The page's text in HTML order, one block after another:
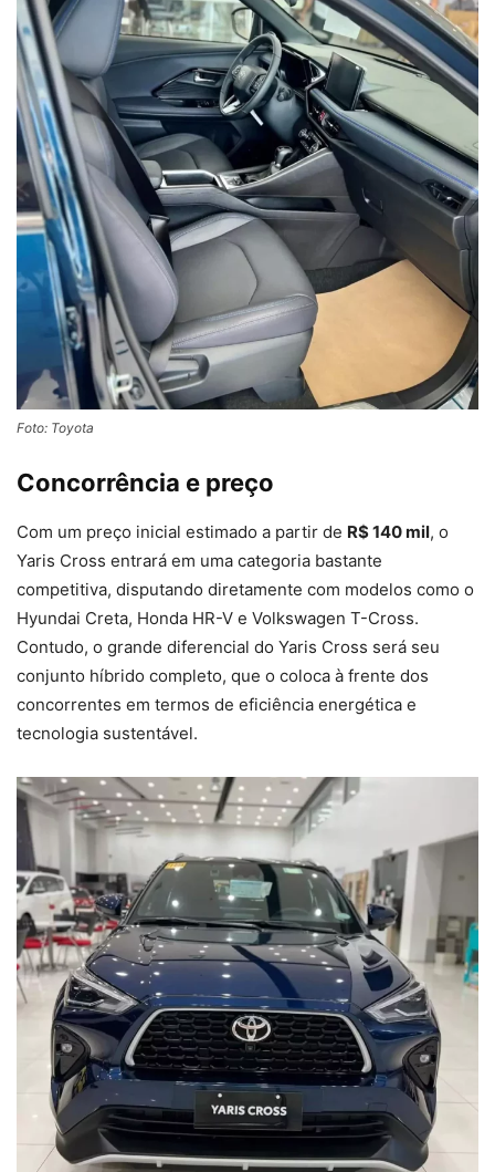
Foto: Toyota
Concorrência e preço
Com um preço inicial estimado a partir de R$ 140 mil, o
Yaris Cross entrará em uma categoria bastante
competitiva, disputando diretamente com modelos como o
Hyundai Creta, Honda HR-V e Volkswagen T-Cross.
Contudo, o grande diferencial do Yaris Cross será seu
conjunto híbrido completo, que o coloca à frente dos
concorrentes em termos de eficiência energética e
tecnologia sustentável.